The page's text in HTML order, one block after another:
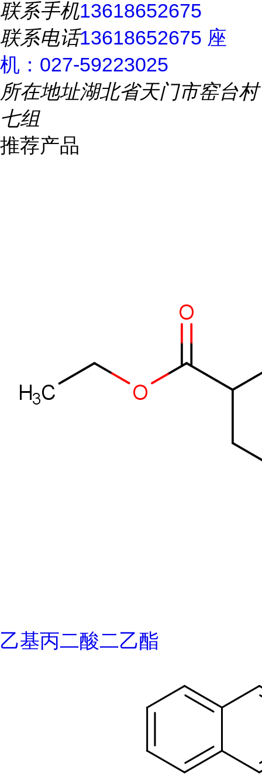
联系手机13618652675
联系电话13618652675 座
机：027-59223025
所在地址湖北省天门市窑台村
七组
推荐产品
乙基丙二酸二乙酯